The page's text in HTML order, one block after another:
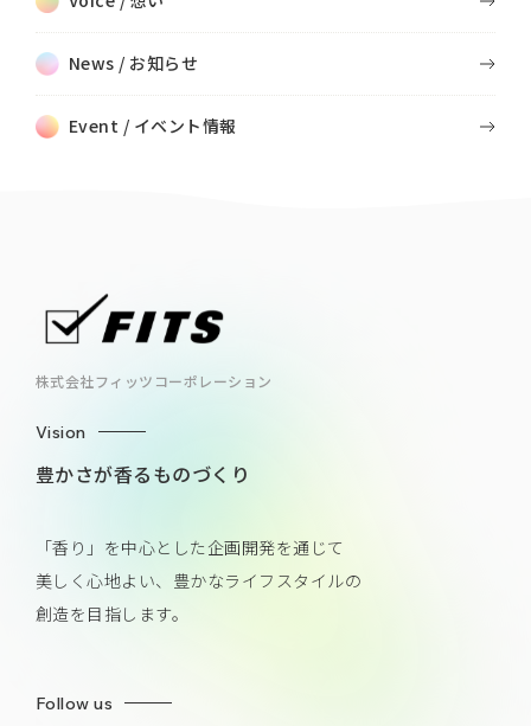
News / お知らせ
Event / イベント情報
株式会社フィッツコーポレーション
Vision
豊かさが香るものづくり
「香り」を中心とした企画開発を通じて
美しく心地よい、豊かなライフスタイルの
創造を目指します。
Follow us